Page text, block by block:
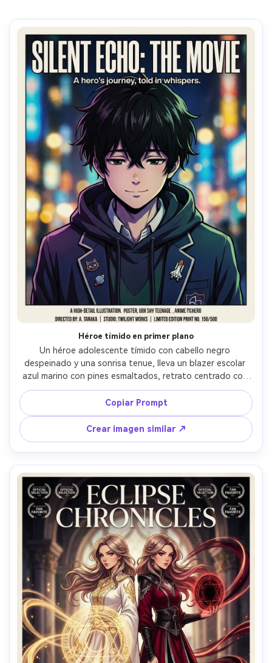
Héroe tímido en primer plano
Un héroe adolescente tímido con cabello negro
despeinado y una sonrisa tenue, lleva un blazer escolar
azul marino con pines esmaltados, retrato centrado con
sombreado dramático tipo anime, fondo de luces de
ciudad desenfocadas tipo bokeh, tipografía de título
llamativo en la parte superior, eslogan corto debajo del
título, textura semitono sutil, borde limpio y bloque de
créditos en la parte inferior, separaciones de colores
listas para impresión, ilustración de anime de alto detalle,
líneas nítidas, sensación de póster de edición limitada,
lente de 85mm, poca profundidad de campo --ar 4:5
Copiar Prompt
Crear imagen similar ↗